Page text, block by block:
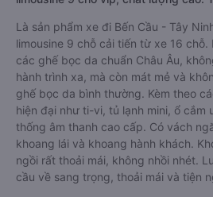
Là sản phẩm xe đi Bến Cầu - Tây
limousine 9 chỗ cải tiến từ xe 16
các ghế bọc da chuẩn Châu Âu,
hành trình xa, mà còn mát mẻ và
ghế bọc da bình thường. Kèm theo
hiện đại như ti-vi, tủ lạnh mini, ổ cắm
thống âm thanh cao cấp. Có vách
khoang lái và khoang hành khách.
ngồi rất thoải mái, không nhồi nhét.
cầu về sang trọng, thoải mái và tiện